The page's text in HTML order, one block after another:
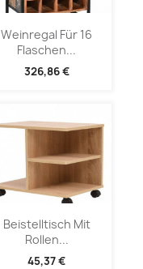
Weinregal Für 16
Flaschen...
326,86 €
Beistelltisch Mit
Rollen...
45,37 €